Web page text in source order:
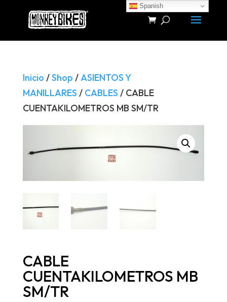
Búsqueda
productos
Inicio /Shop /ASIENTOS Y
MANILLARES / CABLES / CABLE
CUENTAKILOMETROS MB SM/TR
CABLE
CUENTAKILOMETROS MB
SM/TR
Spanish